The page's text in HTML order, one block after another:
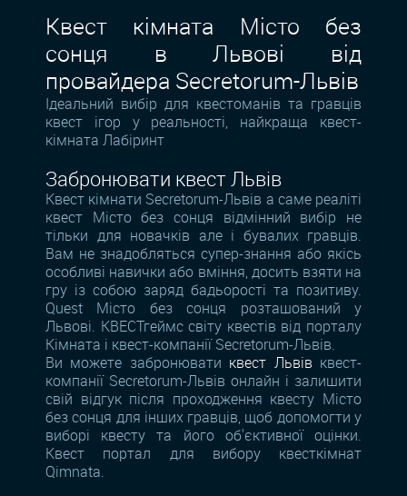
Квест кімната Місто без
сонця в Львові від
провайдера Secretorum-Львів
Ідеальний вибір для квестоманів та гравців
квест ігор у реальності, найкраща квест-
кімната Лабіринт
Забронювати квест Львів
Квест кімнати Secretorum-Львів а саме реаліті
квест Місто без сонця відмінний вибір не
тільки для новачків але і бувалих гравців.
Вам не знадобляться супер-знання або якісь
особливі навички або вміння, досить взяти на
гру із собою заряд бадьорості та позитиву.
Quest Місто без сонця розташований у
Львові. КВЕСТгеймс світу квестів від порталу
Кімната і квест-компанії Secretorum-Львів.
Ви можете забронювати квест Львів квест-
компанії Secretorum-Львів онлайн і залишити
свій відгук після проходження квесту Місто
без сонця для інших гравців, щоб допомогти у
виборі квесту та його об'єктивної оцінки.
Квест портал для вибору квесткімнат
Qimnata.